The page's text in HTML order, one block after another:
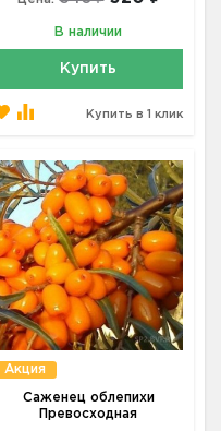
В наличии
Купить
Купить в 1 клик
Акция
Саженец облепихи
Превосходная